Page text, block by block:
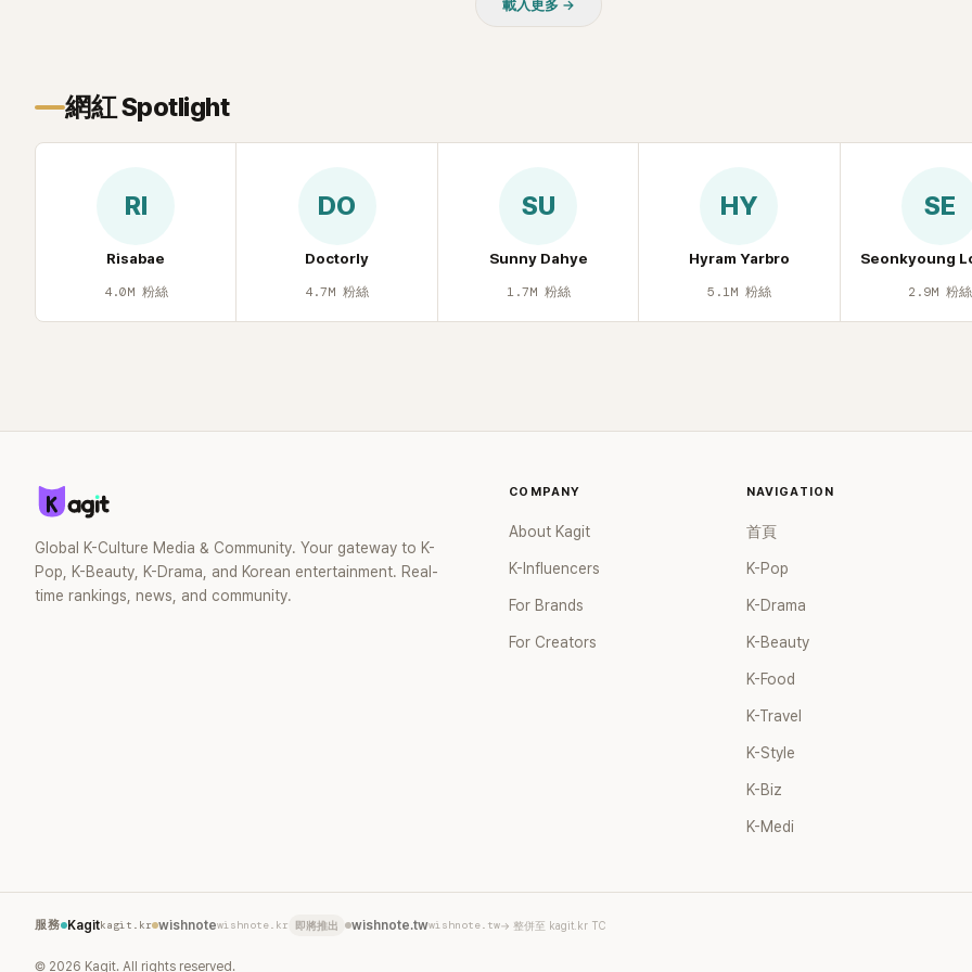
忍不住笑說：「哥怎麼連這個都知道？」李瑞
時隆胸手術幾乎只有「腋下切開」一種方式，
脆把腋下給大家看，證明我根本沒動過。」
笑。 事實上，早在 2006 年，李智惠就為
了證明自己沒有「隆乳」，真的召開了一場泳
去」的直率性格。其實她過去也曾在 SBS
那張當年引發話題的「腋下比基尼照」，再次
重提這段至今仍被粉絲視為黑歷史代表作
1998 年以混聲團體 S#arp 成員身分出
道，該團在 2000 年代初期紅極一時，由
滿。如今除了持續活躍於綜藝節目，她經
營的 YouTube 頻道也即將突破百萬訂閱，
載入更多 →
網紅 Spotlight
RI
Risabae
4.0M 粉絲
DO
Doctorly
4.7M 粉絲
SU
Sunny Dahye
1.7M 粉絲
HY
Hyram Yarbro
5.1M 粉絲
SE
Seonkyoung
2.9M 粉絲
Global K-Culture Media & Community. Your gateway to K-
Pop, K-Beauty, K-Drama, and Korean entertainment. Real-
time rankings, news, and community.
COMPANY
About Kagit
K-Influencers
For Brands
For Creators
NAVIGATION
首頁
K-Pop
K-Drama
K-Beauty
K-Food
K-Travel
K-Style
K-Biz
K-Medi
服務 Kagitkagit.kr wishnotewishnote.kr 即將推出 wishnote.twwishnote.tw→ 整併至 kagit.kr TC
© 2026 Kagit. All rights reserved.